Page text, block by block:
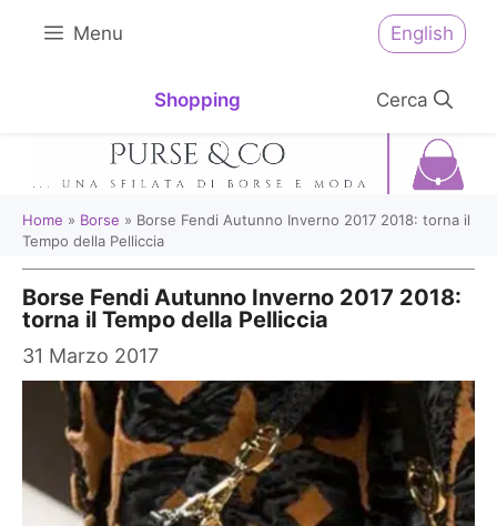
Menu English
Shopping
Home » Borse » Borse Fendi Autunno Inverno 2017 2018: torna il
Tempo della Pelliccia
Borse Fendi Autunno Inverno 2017 2018:
torna il Tempo della Pelliccia
31 Marzo 2017